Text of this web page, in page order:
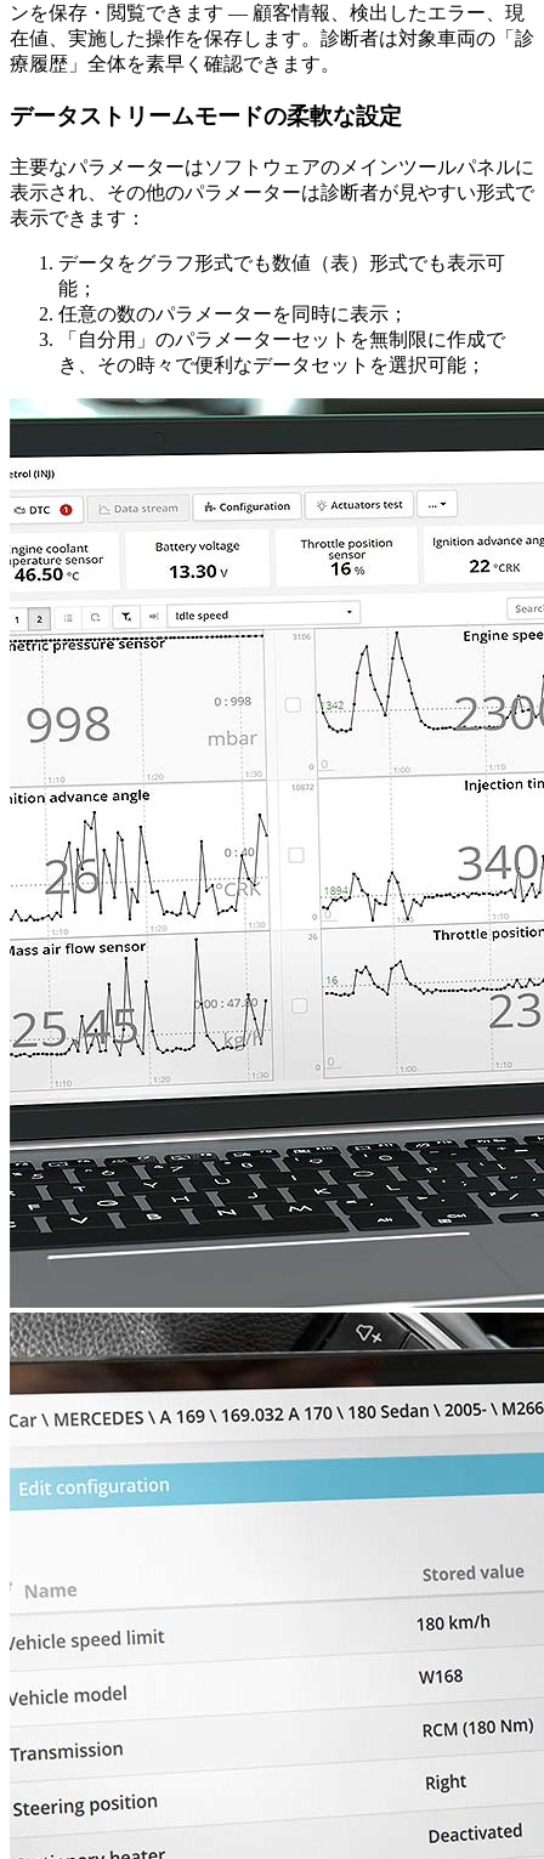
ンを保存・閲覧できます — 顧客情報、検出したエラー、現
在値、実施した操作を保存します。診断者は対象車両の「診
療履歴」全体を素早く確認できます。
データストリームモードの柔軟な設定
主要なパラメーターはソフトウェアのメインツールパネルに
表示され、その他のパラメーターは診断者が見やすい形式で
表示できます：
データをグラフ形式でも数値（表）形式でも表示可
能；
任意の数のパラメーターを同時に表示；
「自分用」のパラメーターセットを無制限に作成で
き、その時々で便利なデータセットを選択可能；